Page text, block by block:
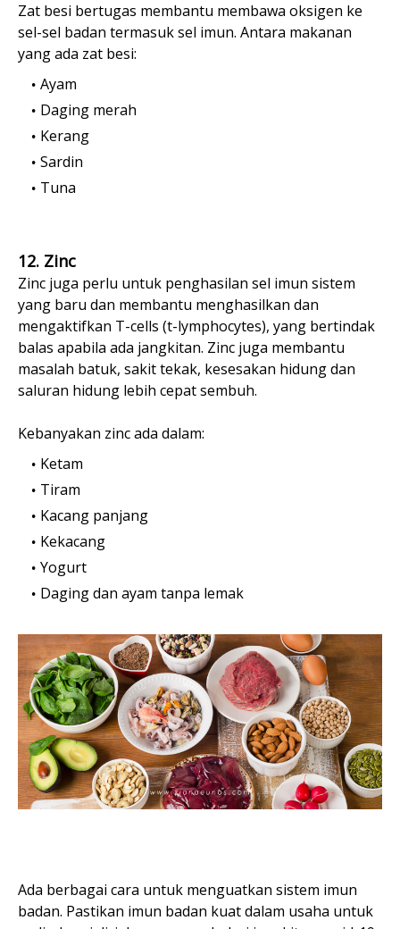
Zat besi bertugas membantu membawa oksigen ke
sel-sel badan termasuk sel imun. Antara makanan
yang ada zat besi:
Ayam
Daging merah
Kerang
Sardin
Tuna
12. Zinc
Zinc juga perlu untuk penghasilan sel imun sistem
yang baru dan membantu menghasilkan dan
mengaktifkan T-cells (t-lymphocytes), yang bertindak
balas apabila ada jangkitan. Zinc juga membantu
masalah batuk, sakit tekak, kesesakan hidung dan
saluran hidung lebih cepat sembuh.
Kebanyakan zinc ada dalam:
Ketam
Tiram
Kacang panjang
Kekacang
Yogurt
Daging dan ayam tanpa lemak
Ada berbagai cara untuk menguatkan sistem imun
badan. Pastikan imun badan kuat dalam usaha untuk